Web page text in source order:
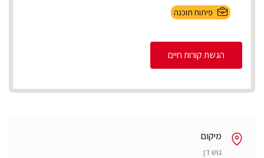
פיתוח תוכנה
הגשת קורות חיים
מיקום
גוש דן